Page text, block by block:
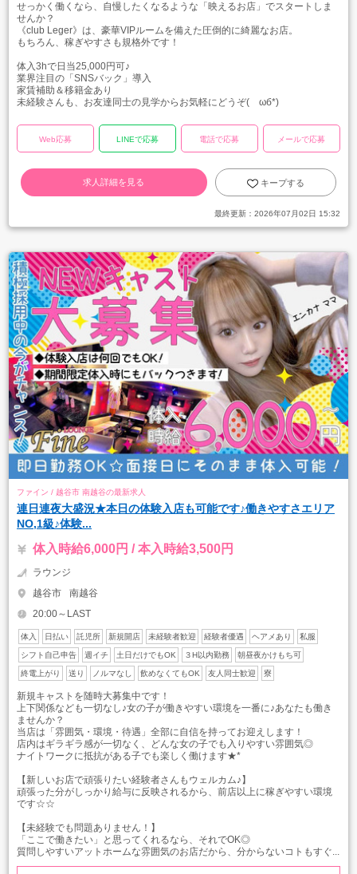
せっかく働くなら、自慢したくなるような「映えるお店」でスタートしま
せんか？
《club Leger》は、豪華VIPルームを備えた圧倒的に綺麗なお店。
もちろん、稼ぎやすさも規格外です！
体入3hで日当25,000円可♪
業界注目の「SNSバック」導入
家賃補助＆移籍金あり
未経験さんも、お友達同士の見学からお気軽にどうぞ(ゝωб*)
Web応募 LINEで応募 電話で応募 メールで応募
求人詳細を見る キープする
最終更新： 2026年07月02日 15:32
ファイン / 越谷市 南越谷の最新求人
連日連夜大盛況★本日の体験入店も可能です♪働きやすさエリア
NO,1級♪体験...
体入時給6,000円 / 本入時給3,500円
ラウンジ
越谷市
南越谷
20:00～LAST
体入 日払い 託児所 新規開店 未経験者歓迎 経験者優遇 ヘアメあり 私服
シフト自己申告 週イチ 土日だけでもOK ３H以内勤務 朝昼夜かけもち可
終電上がり 送り ノルマなし 飲めなくてもOK 友人同士歓迎 寮
新規キャストを随時大募集中です！
上下関係なども一切なし♪女の子が働きやすい環境を一番に♪あなたも働き
ませんか？
当店は「雰囲気・環境・待遇」全部に自信を持ってお迎えします！
店内はギラギラ感が一切なく、どんな女の子でも入りやすい雰囲気◎
ナイトワークに抵抗がある子でも楽しく働けます★*
【新しいお店で頑張りたい経験者さんもウェルカム♪】
頑張った分がしっかり給与に反映されるから、前店以上に稼ぎやすい環境
です☆☆
【未経験でも問題ありません！】
「ここで働きたい」と思ってくれるなら、それでOK◎
質問しやすいアットホームな雰囲気のお店だから、分からないコトもすぐ...